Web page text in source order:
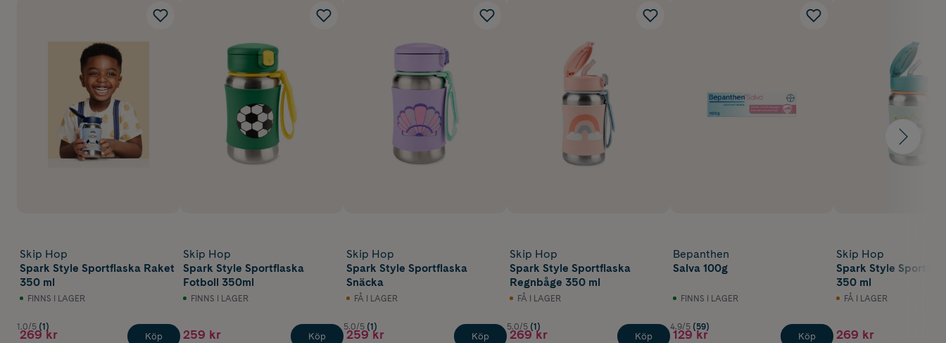
Skip Hop
Spark Style Sportflaska Raket
350 ml
FINNS I LAGER
1.0/5 (1)
269 kr Köp
Skip Hop
Spark Style Sportflaska
Fotboll 350ml
FINNS I LAGER
259 kr Köp
Skip Hop
Spark Style Sportflaska
Snäcka
FÅ I LAGER
5.0/5 (1)
259 kr Köp
Skip Hop
Spark Style Sportflaska
Regnbåge 350 ml
FÅ I LAGER
5.0/5 (1)
269 kr Köp
Bepanthen
Salva 100g
FINNS I LAGER
4.9/5 (59)
129 kr Köp
Skip Hop
Spark Style
350 ml
FÅ I LAGER
269 kr